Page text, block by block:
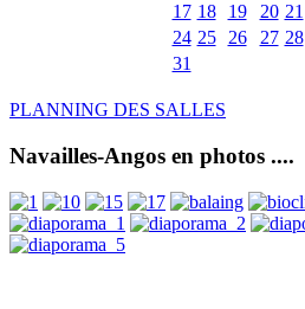
17 18 19 20 21
24 25 26 27 28
31
PLANNING DES SALLES
Navailles-Angos en photos ....